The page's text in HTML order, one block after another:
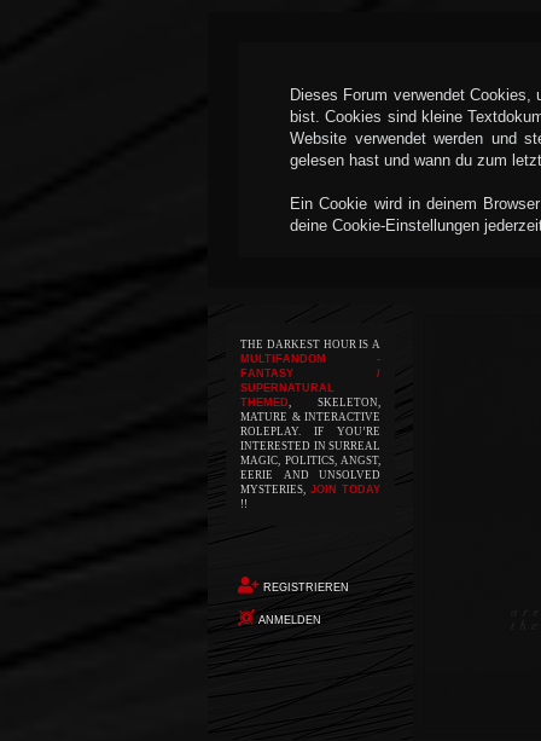
Dieses Forum verwendet
bist. Cookies sind kleine
Website verwendet werden und
gelesen hast und wann du zum
Ein Cookie wird in deinem
deine Cookie-Einstellungen
THE DARKEST HOUR IS A
MULTIFANDOM -
FANTASY /
SUPERNATURAL
THEMED, SKELETON,
MATURE & INTERACTIVE
ROLEPLAY. IF YOU’RE
INTERESTED IN SURREAL
MAGIC, POLITICS, ANGST,
EERIE AND UNSOLVED
MYSTERIES, JOIN TODAY
!!
REGISTRIEREN
ANMELDEN